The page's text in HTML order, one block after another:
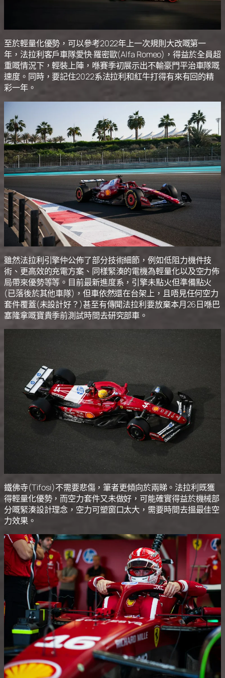
至於輕量化優勢，可以參考2022年上一次規則大改嘅第一
年，法拉利客戶車隊愛快·羅密歐(Alfa Romeo)，得益於全員超
重嘅情況下，輕裝上陣，喺賽季初展示出不輸豪門平治車隊嘅
速度。同時，要記住2022系法拉利和紅牛打得有來有回的精
彩一年。
雖然法拉利引擎仲公佈了部分技術細節，例如低阻力機件技
術、更高效的充電方案、同樣緊湊的電機為輕量化以及空力佈
局帶來優勢等等。目前最新進度系，引擎未點火但準備點火
(已落後於其他車隊)，但車依然還在台架上，且唔見任何空力
套件覆蓋(未設計好？)甚至有傳聞法拉利要放棄本月26日喺巴
塞隆拿嘅寶貴季前測試時間去研究部車。
鐵佛寺(Tifosi)不需要悲傷，筆者更傾向於兩睇。法拉利既獲
得輕量化優勢，而空力套件又未做好，可能確實得益於機械部
分嘅緊湊設計理念，空力可塑窗口太大，需要時間去搵最佳空
力效果。